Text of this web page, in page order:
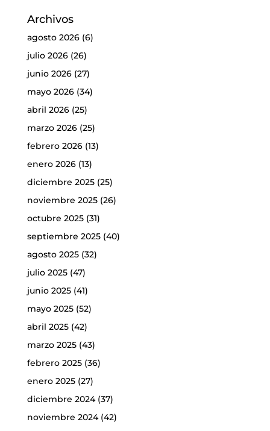
Archivos
agosto 2026(6)
julio 2026(26)
junio 2026(27)
mayo 2026(34)
abril 2026(25)
marzo 2026(25)
febrero 2026(13)
enero 2026(13)
diciembre 2025(25)
noviembre 2025(26)
octubre 2025(31)
septiembre 2025(40)
agosto 2025(32)
julio 2025(47)
junio 2025(41)
mayo 2025(52)
abril 2025(42)
marzo 2025(43)
febrero 2025(36)
enero 2025(27)
diciembre 2024(37)
noviembre 2024(42)